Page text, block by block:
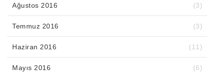
Ağustos 2016 (3)
Temmuz 2016 (3)
Haziran 2016 (11)
Mayıs 2016 (6)